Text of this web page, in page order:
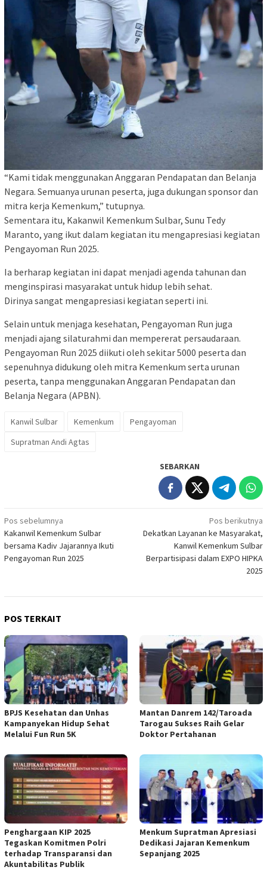
“Kami tidak menggunakan Anggaran Pendapatan dan Belanja
Negara. Semuanya urunan peserta, juga dukungan sponsor dan
mitra kerja Kemenkum,” tutupnya.
Sementara itu, Kakanwil Kemenkum Sulbar, Sunu Tedy
Maranto, yang ikut dalam kegiatan itu mengapresiasi kegiatan
Pengayoman Run 2025.
Ia berharap kegiatan ini dapat menjadi agenda tahunan dan
menginspirasi masyarakat untuk hidup lebih sehat.
Dirinya sangat mengapresiasi kegiatan seperti ini.
Selain untuk menjaga kesehatan, Pengayoman Run juga
menjadi ajang silaturahmi dan mempererat persaudaraan.
Pengayoman Run 2025 diikuti oleh sekitar 5000 peserta dan
sepenuhnya didukung oleh mitra Kemenkum serta urunan
peserta, tanpa menggunakan Anggaran Pendapatan dan
Belanja Negara (APBN).
Kanwil Sulbar Kemenkum
Pengayoman
Supratman Andi Agtas
SEBARKAN
Navigasi
pos
Pos sebelumnya
Kakanwil Kemenkum Sulbar
bersama Kadiv Jajarannya Ikuti
Pengayoman Run 2025
Pos berikutnya
Dekatkan Layanan ke Masyarakat,
Kanwil Kemenkum Sulbar
Berpartisipasi dalam EXPO HIPKA
2025
POS TERKAIT
BPJS Kesehatan dan Unhas
Kampanyekan Hidup Sehat
Melalui Fun Run 5K
Mantan Danrem 142/Taroada
Tarogau Sukses Raih Gelar
Doktor Pertahanan
Penghargaan KIP 2025
Tegaskan Komitmen Polri
terhadap Transparansi dan
Akuntabilitas Publik
Menkum Supratman Apresiasi
Dedikasi Jajaran Kemenkum
Sepanjang 2025